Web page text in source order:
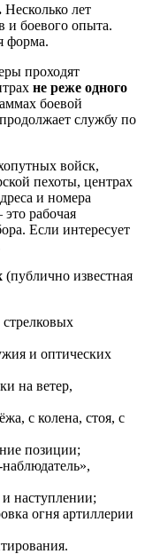
Несколько лет
и боевого опыта.
форма.
проходят
не реже одного
боевой
службу по
войск,
пехоты, центрах
и номера
рабочая
Если интересует
(публично известная
и оптических
на ветер,
с колена, стоя, с
позиции;
наступлении;
огня артиллерии